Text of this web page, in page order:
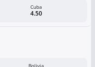
Cuba
4.50
Bolivia